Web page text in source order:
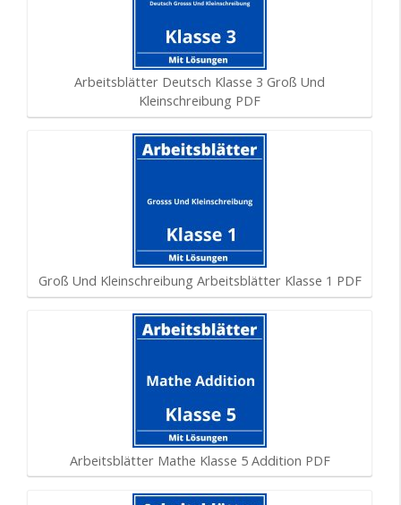
Arbeitsblätter Deutsch Klasse 3 Groß Und
Kleinschreibung PDF
Groß Und Kleinschreibung Arbeitsblätter Klasse 1 PDF
Arbeitsblätter Mathe Klasse 5 Addition PDF